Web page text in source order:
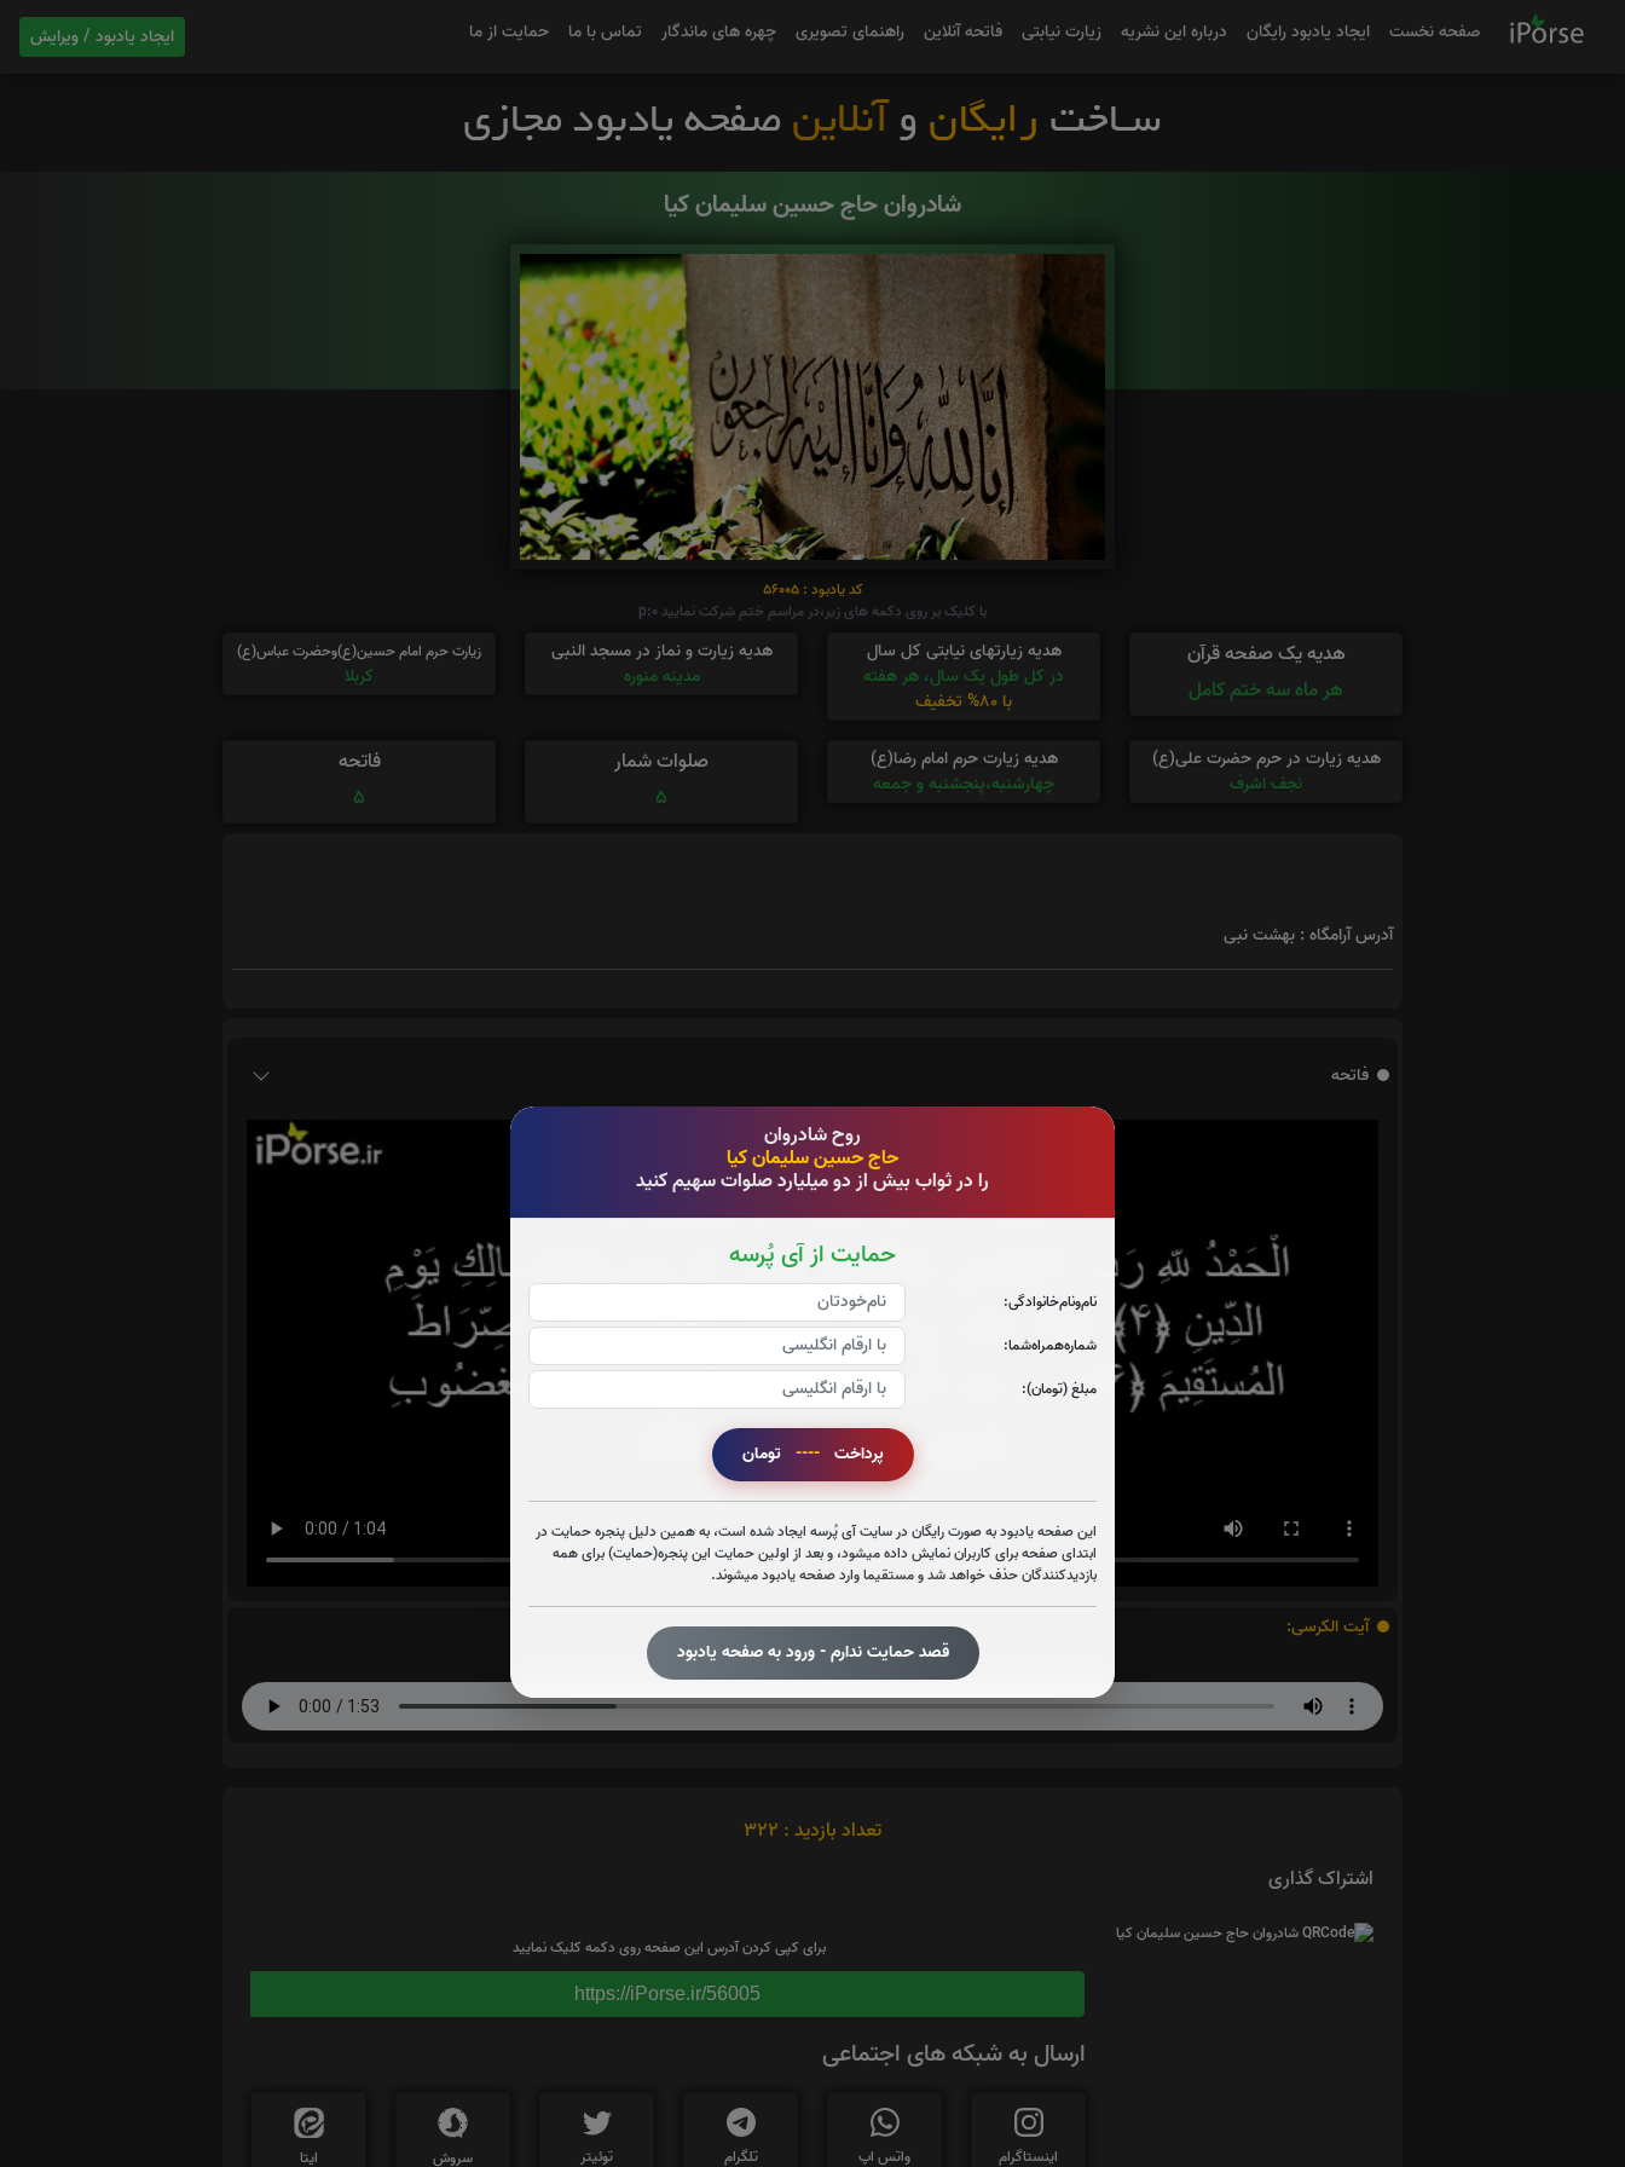
ایجاد یادبود / ویرایش صفحه نخست ایجاد یادبود رایگان درباره این نشریه زیارت نیابتی فاتحه آنلاین راهنمای تصویری چهره های ماندگار تماس با ما حمایت از ما
روح شادروان
حاج حسین سلیمان کیا
را در ثواب بیش از دو میلیارد صلوات سهیم کنید
حمایت از آی پُرسه
نام‌و‌نام‌خانوادگی:
شماره‌همراه‌شما:
مبلغ (تومان):
پرداخت ---- تومان
این صفحه یادبود به صورت رایگان در سایت آی پُرسه ایجاد شده است، به همین دلیل پنجره حمایت در
ابتدای صفحه برای کاربران نمایش داده میشود، و بعد از اولین حمایت این پنجره(حمایت) برای همه
بازدیدکنندگان حذف خواهد شد و مستقیما وارد صفحه یادبود میشوند.
قصد حمایت ندارم - ورود به صفحه یادبود
شادروان حاج حسین سلیمان کیا
کد یادبود : 56005
با کلیک بر روی دکمه های زیر،در مراسم ختم شرکت نمایید p:0
هدیه یک صفحه قرآن
هر ماه سه ختم کامل
هدیه زیارتهای نیابتی کل سال
در کل طول یک سال، هر هفته
با 80% تخفیف
هدیه زیارت و نماز در مسجد النبی
مدینه منوره
زیارت حرم امام حسین(ع)وحضرت عباس(ع)
کربلا
هدیه زیارت در حرم حضرت علی(ع)
نجف اشرف
هدیه زیارت حرم امام رضا(ع)
چهارشنبه،پنجشنبه و جمعه
صلوات شمار
5
فاتحه
5
آدرس آرامگاه : بهشت نبی
فاتحه
آیت الکرسی:
صوت آیت الکرسی
تعداد بازدید : 322
اشتراک گذاری
برای کپی کردن آدرس این صفحه روی دکمه کلیک نمایید
https://iPorse.ir/56005
ارسال به شبکه های اجتماعی
اینستاگرام واتس اپ تلگرام توئیتر سروش ایتا